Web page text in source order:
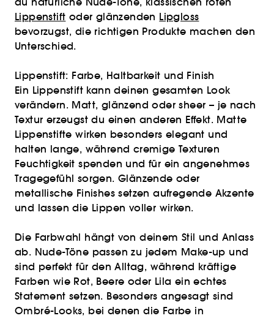
Lippenstift oder glänzenden Lipgloss
bevorzugst, die richtigen Produkte machen den
Unterschied.
Lippenstift: Farbe, Haltbarkeit und Finish
Ein Lippenstift kann deinen gesamten Look
verändern. Matt, glänzend oder sheer – je nach
Textur erzeugst du einen anderen Effekt. Matte
Lippenstifte wirken besonders elegant und
halten lange, während cremige Texturen
Feuchtigkeit spenden und für ein angenehmes
Tragegefühl sorgen. Glänzende oder
metallische Finishes setzen aufregende Akzente
und lassen die Lippen voller wirken.
Die Farbwahl hängt von deinem Stil und Anlass
ab. Nude-Töne passen zu jedem Make-up und
sind perfekt für den Alltag, während kräftige
Farben wie Rot, Beere oder Lila ein echtes
Statement setzen. Besonders angesagt sind
Ombré-Looks, bei denen die Farbe in